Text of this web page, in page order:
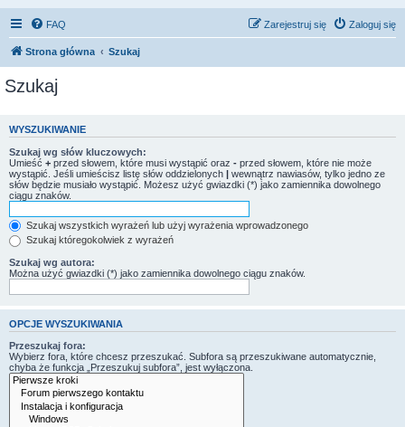
FAQ Zaloguj się
Zarejestruj się
Strona główna Szukaj
Szukaj
WYSZUKIWANIE
Szukaj wg słów kluczowych:
Umieść + przed słowem, które musi wystąpić oraz - przed słowem, które nie może
wystąpić. Jeśli umieścisz listę słów oddzielonych | wewnątrz nawiasów, tylko jedno ze
słów będzie musiało wystąpić. Możesz użyć gwiazdki (*) jako zamiennika dowolnego
ciągu znaków.
Szukaj wszystkich wyrażeń lub użyj wyrażenia wprowadzonego
Szukaj któregokolwiek z wyrażeń
Szukaj wg autora:
Można użyć gwiazdki (*) jako zamiennika dowolnego ciągu znaków.
OPCJE WYSZUKIWANIA
Przeszukaj fora:
Wybierz fora, które chcesz przeszukać. Subfora są przeszukiwane automatycznie,
chyba że funkcja „Przeszukuj subfora”, jest wyłączona.